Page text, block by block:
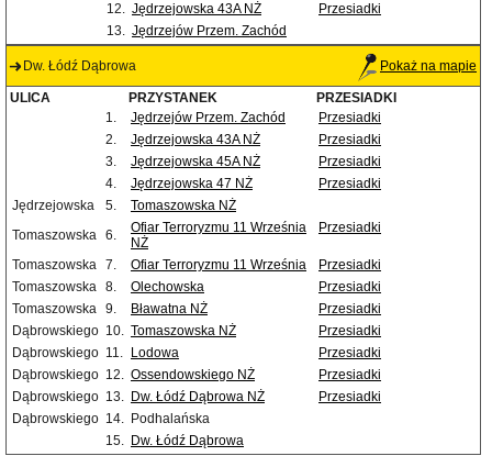
12. Jędrzejowska 43A NŻ
Przesiadki
13. Jędrzejów Przem. Zachód
Dw. Łódź Dąbrowa Pokaż na mapie
ULICA PRZYSTANEK
PRZESIADKI
1.
Jędrzejów Przem. Zachód
Przesiadki
2.
Jędrzejowska 43A NŻ
Przesiadki
3.
Jędrzejowska 45A NŻ
Przesiadki
4.
Jędrzejowska 47 NŻ
Przesiadki
Jędrzejowska
5.
Tomaszowska NŻ
Tomaszowska 6.
Ofiar Terroryzmu 11 Września
NŻ
Przesiadki
Tomaszowska 7. Ofiar Terroryzmu 11 Września
Przesiadki
Tomaszowska 8. Olechowska
Przesiadki
Tomaszowska 9. Bławatna NŻ
Przesiadki
Dąbrowskiego 10. Tomaszowska NŻ
Przesiadki
Dąbrowskiego 11. Lodowa
Przesiadki
Dąbrowskiego 12. Ossendowskiego NŻ
Przesiadki
Dąbrowskiego 13. Dw. Łódź Dąbrowa NŻ
Przesiadki
Dąbrowskiego 14. Podhalańska
15. Dw. Łódź Dąbrowa